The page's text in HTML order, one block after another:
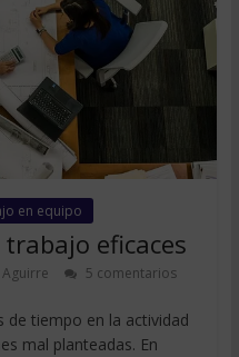
en equipo
eficaces
5 comentarios
de tiempo en la actividad
mal planteadas. En